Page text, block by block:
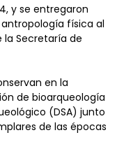
y se entregaron
física al
la Secretaría de
en la
de bioarqueología
(DSA) junto
de las épocas